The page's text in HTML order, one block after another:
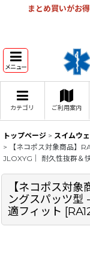
まとめ買いがお
メニュー
カテゴリ ご利用案内
トップページ > スイムウ
>
【ネコポス対象商品】
JLOXYG｜ 耐久性抜群＆
【ネコポス対
ングスパッツ型
適フィット [